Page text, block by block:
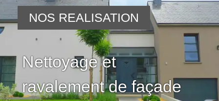
Nettoyage et
ravalement de façade
NOS REALISATION